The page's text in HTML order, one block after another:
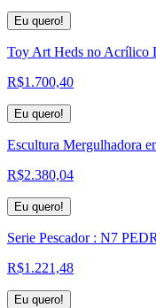
Eu quero!
Toy Art Heds no Acrílico
R$1.700,40
Eu quero!
Escultura Mergulhadora
R$2.380,04
Eu quero!
Serie Pescador : N7
R$1.221,48
Eu quero!